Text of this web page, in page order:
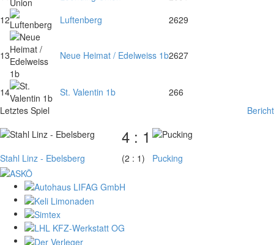
12
Luftenberg 2629
13 Neue Heimat / Edelweiss 1b2627
14 St. Valentin 1b 266
Letztes Spiel
Bericht
4 : 1
Stahl Linz - Ebelsberg (2 : 1) Pucking